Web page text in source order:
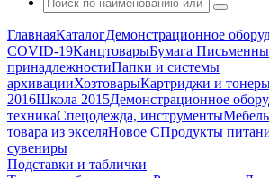
ГлавнаяКаталогДемонстрационное
COVID-19КанцтоварыБумага
принадлежностиПапки и системы
архивацииХозтоварыКартриджи и
2016Школа 2015Демонстрационное
техникаСпецодежда, инструменты
товара из экселяНовое СПродукты
сувениры
Подставки и таблички